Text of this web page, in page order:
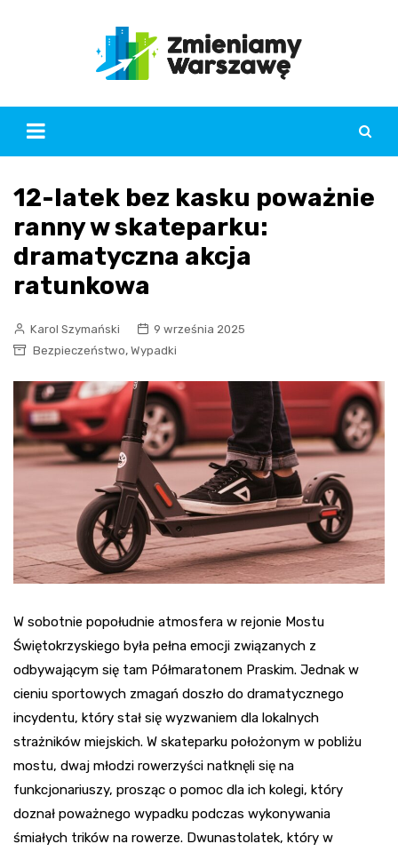
12-latek bez kasku poważnie
ranny w skateparku:
dramatyczna akcja
ratunkowa
Karol Szymański
9 września 2025
Bezpieczeństwo, Wypadki
W sobotnie popołudnie atmosfera w rejonie Mostu
Świętokrzyskiego była pełna emocji związanych z
odbywającym się tam Półmaratonem Praskim. Jednak w
cieniu sportowych zmagań doszło do dramatycznego
incydentu, który stał się wyzwaniem dla lokalnych
strażników miejskich. W skateparku położonym w pobliżu
mostu, dwaj młodzi rowerzyści natknęli się na
funkcjonariuszy, prosząc o pomoc dla ich kolegi, który
doznał poważnego wypadku podczas wykonywania
śmiałych trików na rowerze. Dwunastolatek, który w